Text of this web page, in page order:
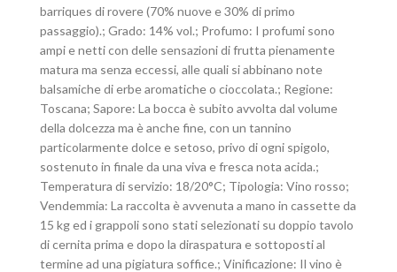
barriques di rovere (70% nuove e 30% di primo
passaggio).; Grado: 14% vol.; Profumo: I profumi sono
ampi e netti con delle sensazioni di frutta pienamente
matura ma senza eccessi, alle quali si abbinano note
balsamiche di erbe aromatiche o cioccolata.; Regione:
Toscana; Sapore: La bocca è subito avvolta dal volume
della dolcezza ma è anche fine, con un tannino
particolarmente dolce e setoso, privo di ogni spigolo,
sostenuto in finale da una viva e fresca nota acida.;
Temperatura di servizio: 18/20°C; Tipologia: Vino rosso;
Vendemmia: La raccolta è avvenuta a mano in cassette da
15 kg ed i grappoli sono stati selezionati su doppio tavolo
di cernita prima e dopo la diraspatura e sottoposti al
termine ad una pigiatura soffice.; Vinificazione: Il vino è